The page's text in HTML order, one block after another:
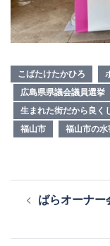
こばたけたかひろ
広島県県議会議員選挙
生まれた街だから良く
福山市
福山市の水
ばらオーナ